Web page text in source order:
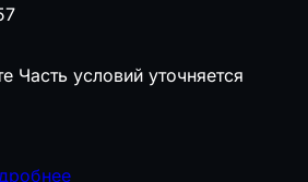
Часть условий уточняется